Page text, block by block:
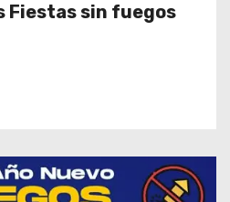
Fiestas sin fuegos